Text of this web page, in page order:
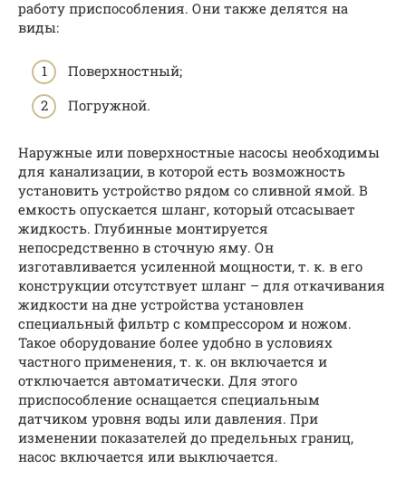
работу приспособления. Они также делятся на
виды:
Поверхностный;
Погружной.
Наружные или поверхностные насосы необходимы
для канализации, в которой есть возможность
установить устройство рядом со сливной ямой. В
емкость опускается шланг, который отсасывает
жидкость. Глубинные монтируется
непосредственно в сточную яму. Он
изготавливается усиленной мощности, т. к. в его
конструкции отсутствует шланг – для откачивания
жидкости на дне устройства установлен
специальный фильтр с компрессором и ножом.
Такое оборудование более удобно в условиях
частного применения, т. к. он включается и
отключается автоматически. Для этого
приспособление оснащается специальным
датчиком уровня воды или давления. При
изменении показателей до предельных границ,
насос включается или выключается.